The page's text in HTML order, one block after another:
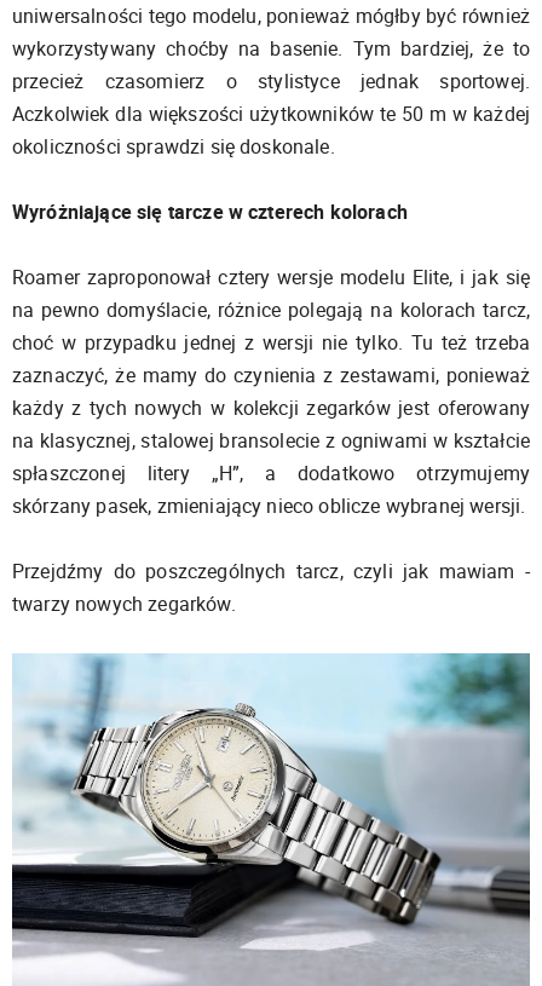
uniwersalności tego modelu, ponieważ mógłby być również
wykorzystywany choćby na basenie. Tym bardziej, że to
przecież czasomierz o stylistyce jednak sportowej.
Aczkolwiek dla większości użytkowników te 50 m w każdej
okoliczności sprawdzi się doskonale.
Wyróżniające się tarcze w czterech kolorach
Roamer zaproponował cztery wersje modelu Elite, i jak się
na pewno domyślacie, różnice polegają na kolorach tarcz,
choć w przypadku jednej z wersji nie tylko. Tu też trzeba
zaznaczyć, że mamy do czynienia z zestawami, ponieważ
każdy z tych nowych w kolekcji zegarków jest oferowany
na klasycznej, stalowej bransolecie z ogniwami w kształcie
spłaszczonej litery „H”, a dodatkowo otrzymujemy
skórzany pasek, zmieniający nieco oblicze wybranej wersji.
Przejdźmy do poszczególnych tarcz, czyli jak mawiam -
twarzy nowych zegarków.